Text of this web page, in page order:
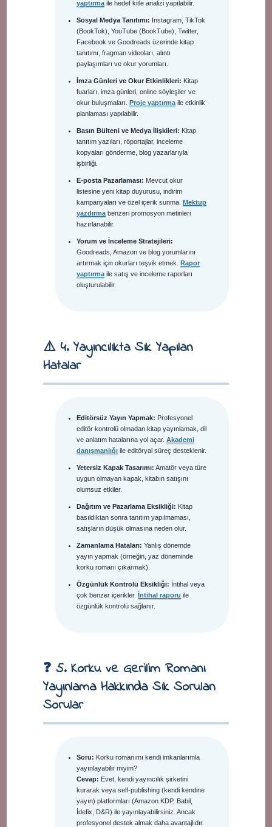
yaptırma ile hedef kitle analizi yapılabilir.
Sosyal Medya Tanıtımı: Instagram, TikTok
(BookTok), YouTube (BookTube), Twitter,
Facebook ve Goodreads üzerinde kitap
tanıtımı, fragman videoları, alıntı
paylaşımları ve okur yorumları.
İmza Günleri ve Okur Etkinlikleri: Kitap
fuarları, imza günleri, online söyleşiler ve
okur buluşmaları.Proje yaptırma ile etkinlik
planlaması yapılabilir.
Basın Bülteni ve Medya İlişkileri: Kitap
tanıtım yazıları, röportajlar, inceleme
kopyaları gönderme, blog yazarlarıyla
işbirliği.
E-posta Pazarlaması: Mevcut okur
listesine yeni kitap duyurusu, indirim
kampanyaları ve özel içerik sunma.Mektup
yazdırma benzeri promosyon metinleri
hazırlanabilir.
Yorum ve İnceleme Stratejileri:
Goodreads, Amazon ve blog yorumlarını
artırmak için okurları teşvik etmek.Rapor
yaptırma ile satış ve inceleme raporları
oluşturulabilir.
⚠️ 4. Yayıncılıkta Sık Yapılan
Hatalar
Editörsüz Yayın Yapmak: Profesyonel
editör kontrolü olmadan kitap yayınlamak, dil
ve anlatım hatalarına yol açar.Akademi
danışmanlığı ile editöryal süreç desteklenir.
Yetersiz Kapak Tasarımı: Amatör veya türe
uygun olmayan kapak, kitabın satışını
olumsuz etkiler.
Dağıtım ve Pazarlama Eksikliği: Kitap
basıldıktan sonra tanıtım yapılmaması,
satışların düşük olmasına neden olur.
Zamanlama Hataları: Yanlış dönemde
yayın yapmak (örneğin, yaz döneminde
korku romanı çıkarmak).
Özgünlük Kontrolü Eksikliği: İntihal veya
çok benzer içerikler.İntihal raporu ile
özgünlük kontrolü sağlanır.
❓ 5. Korku ve Gerilim Romanı
Yayınlama Hakkında Sık Sorulan
Sorular
Soru: Korku romanımı kendi imkanlarımla
yayınlayabilir miyim?
Cevap: Evet, kendi yayıncılık şirketini
kurarak veya self-publishing (kendi kendine
yayın) platformları (Amazon KDP, Babil,
İdefix, D&R) ile yayınlayabilirsiniz. Ancak
profesyonel destek almak daha avantajlıdır.